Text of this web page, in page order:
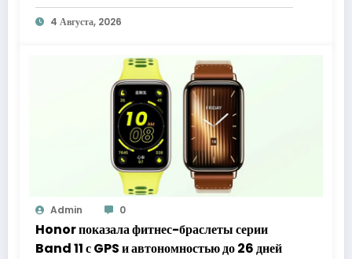
4 Августа, 2026
Admin 0
Honor показала фитнес-браслеты серии
Band 11 с GPS и автономностью до 26 дней